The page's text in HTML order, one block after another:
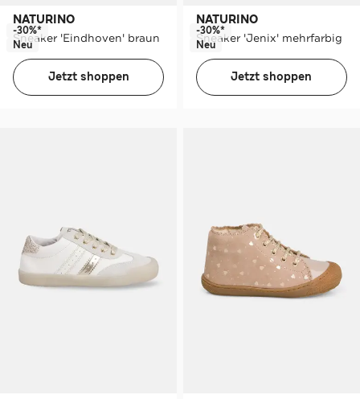
NATURINO
Sneaker 'Eindhoven' braun
-30%*
Neu
Jetzt shoppen
NATURINO
Sneaker 'Jenix' mehrfarbig
-30%*
Neu
Jetzt shoppen